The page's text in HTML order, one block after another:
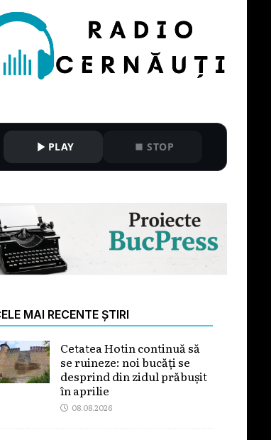
PLAY STOP
MAI RECENTE ȘTIRI
Cetatea Hotin continuă să
se ruineze: noi bucăți se
desprind din zidul prăbușit
în aprilie
08.08.2026